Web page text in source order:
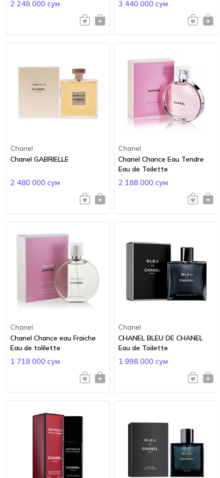
2 248 000 сум 3 440 000 сум
Chanel
Chanel GABRIELLE
2 480 000 сум
Chanel
Chanel Chance Eau Tendre
Eau de Toilette
2 188 000 сум
Chanel
Chanel Chance eau Fraiche
Eau de tolilette
1 718 000 сум
Chanel
CHANEL BLEU DE CHANEL
Eau de Toilette
1 998 000 сум